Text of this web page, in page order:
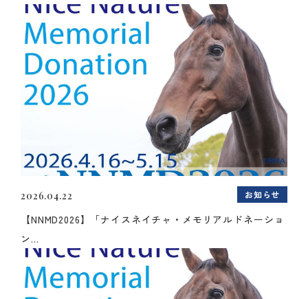
2026.04.22 お知らせ
【NNMD2026】「ナイスネイチャ・メモリアルドネーショ
ン...